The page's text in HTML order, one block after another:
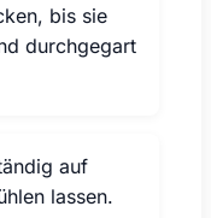
bis sie
durchgegart
auf
lassen.